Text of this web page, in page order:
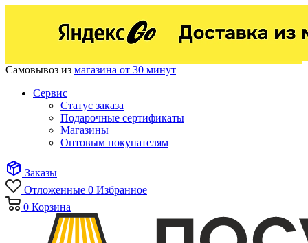
Самовывоз из магазина от 30 минут
Сервис
Статус заказа
Подарочные сертификаты
Магазины
Оптовым покупателям
Заказы
Отложенные 0 Избранное
0 Корзина